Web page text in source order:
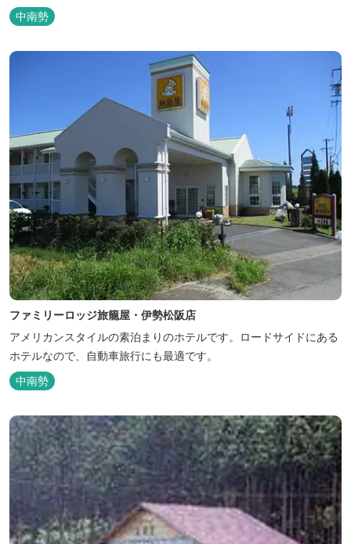
ス)、大型無料駐車場も完備。
中南勢
ファミリーロッジ旅籠屋・伊勢松阪店
アメリカンスタイルの素泊まりのホテルです。ロードサイドにある
ホテルなので、自動車旅行にも最適です。
中南勢